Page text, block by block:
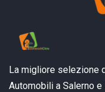
La migliore selezione
Automobili a Salerno e